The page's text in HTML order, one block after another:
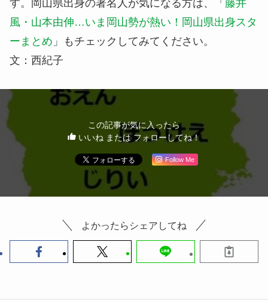
す。岡山県出身の著名人が気になる方は、「 藤井
風・山本由伸…いま岡山勢が熱い！岡山県出身スタ
ーまとめ 」もチェックしてみてください。
文：西紀子
この記事が気に入ったら
いいね または フォローしてね！
Follow Me
よかったらシェアしてね